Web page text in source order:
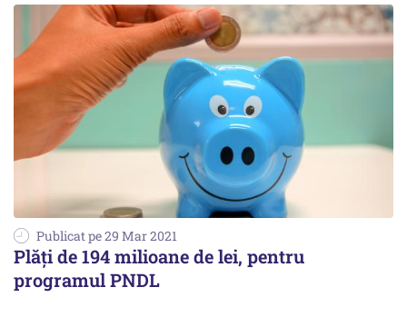
Publicat pe 29 Mar 2021
Plăţi de 194 milioane de lei, pentru
programul PNDL